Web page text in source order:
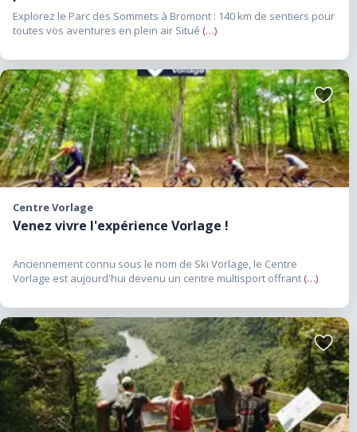
Explorez le Parc des Sommets à Bromont : 140 km de sentiers pour
toutes vos aventures en plein air Situé (…)
Ajouter
aux
favoris
Centre Vorlage
Venez vivre l'expérience Vorlage !
Anciennement connu sous le nom de Ski Vorlage, le Centre
Vorlage est aujourd'hui devenu un centre multisport offrant(…)
Ajouter
aux
favoris